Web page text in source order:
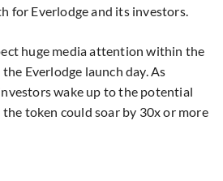
for Everlodge and its investors.
huge media attention within the
Everlodge launch day. As
wake up to the potential
token could soar by 30x or more